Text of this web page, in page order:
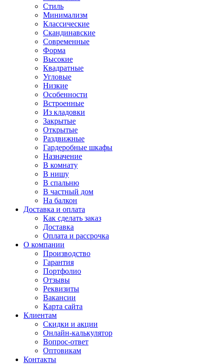
Стиль
Минимализм
Классические
Скандинавские
Современные
Форма
Высокие
Квадратные
Угловые
Низкие
Особенности
Встроенные
Из кладовки
Закрытые
Открытые
Раздвижные
Гардеробные шкафы
Назначение
В комнату
В нишу
В спальню
В частный дом
На балкон
Доставка и оплата
Как сделать заказ
Доставка
Оплата и рассрочка
О компании
Производство
Гарантия
Портфолио
Отзывы
Реквизиты
Вакансии
Карта сайта
Клиентам
Скидки и акции
Онлайн-калькулятор
Вопрос-ответ
Оптовикам
Контакты